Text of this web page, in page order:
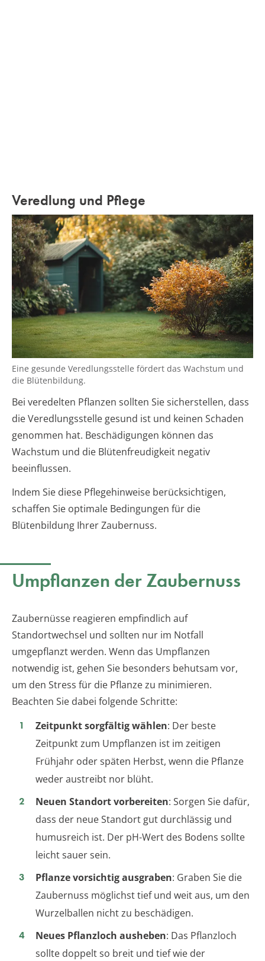
Veredlung und Pflege
Eine gesunde Veredlungsstelle fördert das Wachstum und
die Blütenbildung.
Bei veredelten Pflanzen sollten Sie sicherstellen, dass
die Veredlungsstelle gesund ist und keinen Schaden
genommen hat. Beschädigungen können das
Wachstum und die Blütenfreudigkeit negativ
beeinflussen.
Indem Sie diese Pflegehinweise berücksichtigen,
schaffen Sie optimale Bedingungen für die
Blütenbildung Ihrer Zaubernuss.
Umpflanzen der Zaubernuss
Zaubernüsse reagieren empfindlich auf
Standortwechsel und sollten nur im Notfall
umgepflanzt werden. Wenn das Umpflanzen
notwendig ist, gehen Sie besonders behutsam vor,
um den Stress für die Pflanze zu minimieren.
Beachten Sie dabei folgende Schritte:
Zeitpunkt sorgfältig wählen: Der beste
Zeitpunkt zum Umpflanzen ist im zeitigen
Frühjahr oder späten Herbst, wenn die Pflanze
weder austreibt nor blüht.
Neuen Standort vorbereiten: Sorgen Sie dafür,
dass der neue Standort gut durchlässig und
humusreich ist. Der pH-Wert des Bodens sollte
leicht sauer sein.
Pflanze vorsichtig ausgraben: Graben Sie die
Zaubernuss möglichst tief und weit aus, um den
Wurzelballen nicht zu beschädigen.
Neues Pflanzloch ausheben: Das Pflanzloch
sollte doppelt so breit und tief wie der